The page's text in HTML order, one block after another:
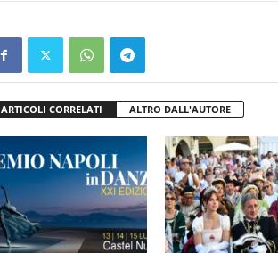
ARTICOLI CORRELATI ALTRO DALL'AUTORE